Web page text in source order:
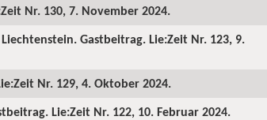
Nr. 130, 7. November 2024.
Gastbeitrag. Lie:Zeit Nr. 123, 9.
Nr. 129, 4. Oktober 2024.
Lie:Zeit Nr. 122, 10. Februar 2024.